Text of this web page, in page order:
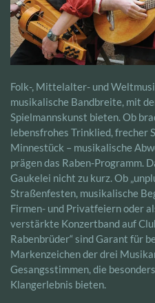
Folk-, Mittelalter- und
musikalische Bandbreite, mit
Spielmannskunst bieten. Ob
lebensfrohes Trinklied, frecher
Minnestück – musikalische
prägen das Raben-Programm.
Gaukelei nicht zu kurz. Ob
Straßenfesten, musikalische
Firmen- und Privatfeiern oder
verstärkte Konzertband auf
Rabenbrüder“ sind Garant für
Markenzeichen der drei
Gesangsstimmen, die
Klangerlebnis bieten.